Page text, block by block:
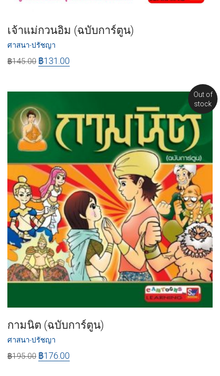
เจ้าแม่กวนอิม (ฉบับการ์ตูน)
ศาสนา-ปรัชญา
฿145.00 ฿131.00
Out of
stock
กามนิต (ฉบับการ์ตูน)
ศาสนา-ปรัชญา
฿195.00 ฿176.00